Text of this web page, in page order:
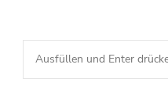
Suchst
du